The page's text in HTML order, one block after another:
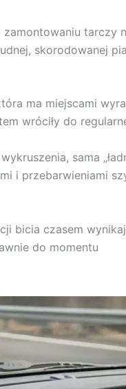
tarczy
skorodowanej
ma miejscami
wróciły do
sama
i przebarwieniami
bicia czasem
do momentu